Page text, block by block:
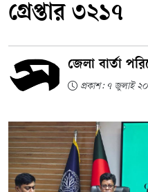
গ্রেপ্তার ৩২১৭
জেলা বার্তা
প্রকাশ: ৭ জুলাই